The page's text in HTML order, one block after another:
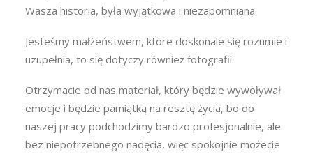
Wasza historia, była wyjątkowa i niezapomniana.
Jesteśmy małżeństwem, które doskonale się rozumie i
uzupełnia, to się dotyczy również fotografii.
Otrzymacie od nas materiał, który będzie wywoływał
emocje i będzie pamiątką na resztę życia, bo do
naszej pracy podchodzimy bardzo profesjonalnie, ale
bez niepotrzebnego nadęcia, więc spokojnie możecie